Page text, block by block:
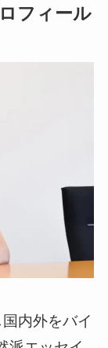
フィール
内外をバイ